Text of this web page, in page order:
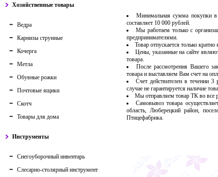
Хозяйственные товары
Ведра
Карнизы струнные
Кочерга
Метла
Обувные рожки
Почтовые ящики
Скотч
Товары для дома
Инструменты
Снегоуборочный инвентарь
Слесарно-столярный инструмент
Минимальная сумма покупки в
составляет 10 000 рублей.
Мы работаем только с
предпринимателями.
Товар отпускается только
Цены, указанные на сайте
товара.
После рассмотрения Вашего
товара и выставляем Вам счет на
Счет действителен в течении
случае не гарантируется наличие
Мы отправляем товар ТК во
Самовывоз товара
область, Люберецкий район,
Птицефабрика.